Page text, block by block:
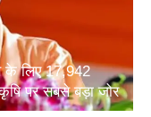
लिए 17,942
पर सबसे बड़ा जोर